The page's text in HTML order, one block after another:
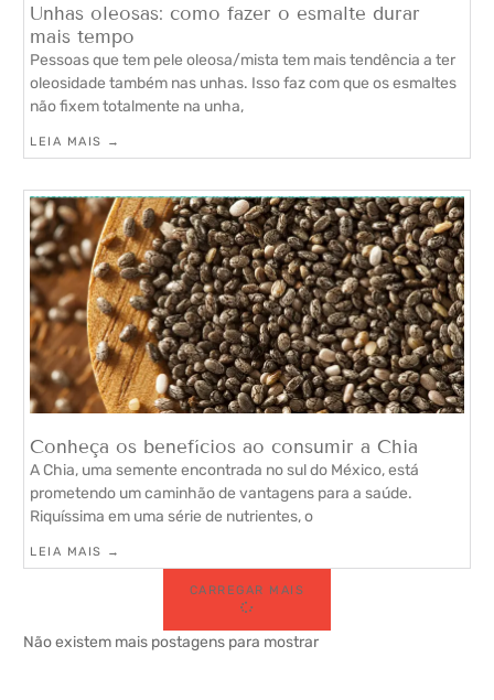
Unhas oleosas: como fazer o esmalte durar
mais tempo
Pessoas que tem pele oleosa/mista tem mais tendência a ter
oleosidade também nas unhas. Isso faz com que os esmaltes
não fixem totalmente na unha,
LEIA MAIS →
Conheça os benefícios ao consumir a Chia
A Chia, uma semente encontrada no sul do México, está
prometendo um caminhão de vantagens para a saúde.
Riquíssima em uma série de nutrientes, o
LEIA MAIS →
CARREGAR MAIS
Não existem mais postagens para mostrar